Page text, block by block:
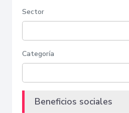
Sector
Categoría
Beneficios sociales